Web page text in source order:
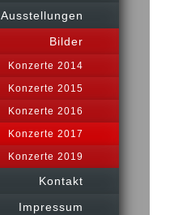
Ausstellungen
Bilder
Konzerte 2014
Konzerte 2015
Konzerte 2016
Konzerte 2017
Konzerte 2019
Kontakt
Impressum